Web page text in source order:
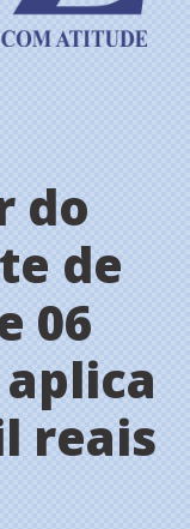
do
de
06
reais